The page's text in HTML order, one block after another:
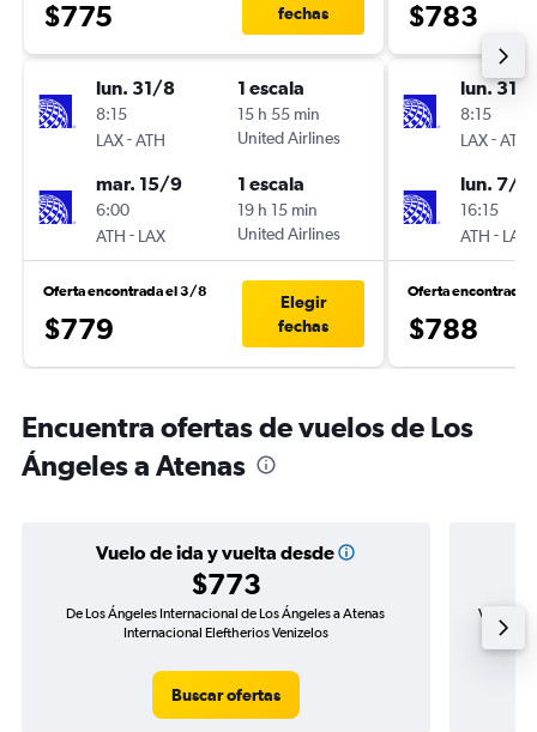
$775
fechas
lun. 31/8
8:15
LAX-ATH
1 escala
15 h 55 min
United Airlines
mar. 15/9
6:00
ATH - LAX
1 escala
19 h 15 min
United Airlines
Oferta encontrada el 3/8
$779
Elegir
fechas
$783
lun. 31/
8:15
LAX-ATH
lun. 7/9
16:15
ATH - LAX
Oferta encontrada
$788
Encuentra ofertas de vuelos de Los
Ángeles a Atenas
Vuelo de ida y vuelta desde
$773
De Los Ángeles Internacional de Los Ángeles a Atenas
Internacional Eleftherios Venizelos
Buscar ofertas
Vuelo de